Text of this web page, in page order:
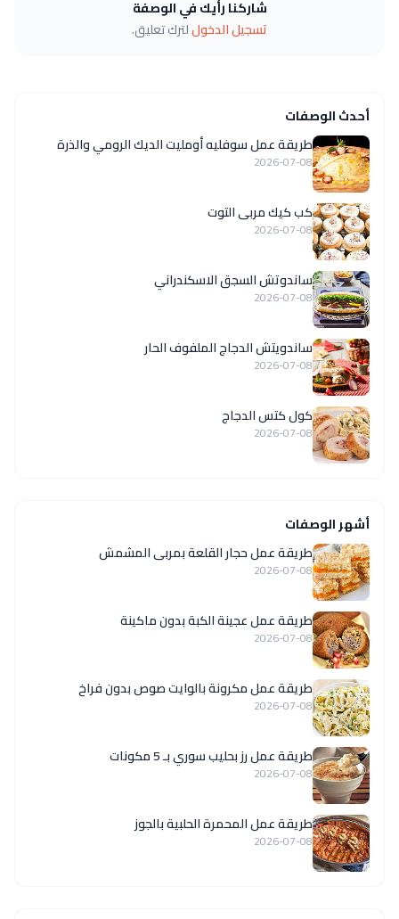
شاركنا رأيك في الوصفة
تسجيل الدخوللترك تعليق.
أحدث الوصفات
طريقة عمل سوفليه أومليت الديك الرومي والذرة
2026-07-08
كب كيك مربى التوت
2026-07-08
ساندوتش السجق الاسكندراني
2026-07-08
ساندويتش الدجاج الملفوف الحار
2026-07-08
كول كتس الدجاج
2026-07-08
أشهر الوصفات
طريقة عمل حجار القلعة بمربى المشمش
2026-07-08
طريقة عمل عجينة الكبة بدون ماكينة
2026-07-08
طريقة عمل مكرونة بالوايت صوص بدون فراخ
2026-07-08
طريقة عمل رز بحليب سوري بـ 5 مكونات
2026-07-08
طريقة عمل المحمرة الحلبية بالجوز
2026-07-08